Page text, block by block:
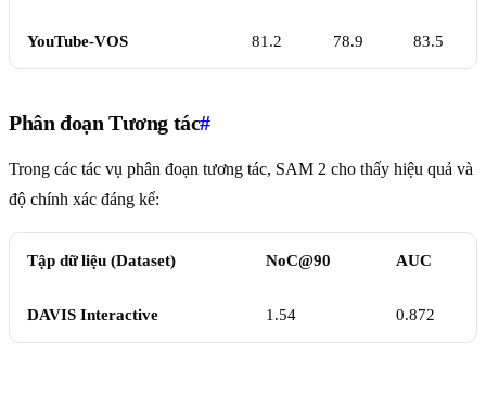
YouTube-VOS 81.2 78.9 83.5
Phân đoạn Tương tác#
Trong các tác vụ phân đoạn tương tác, SAM 2 cho thấy hiệu quả và
độ chính xác đáng kể:
Tập dữ liệu (Dataset) NoC@90 AUC
DAVIS Interactive 1.54 0.872